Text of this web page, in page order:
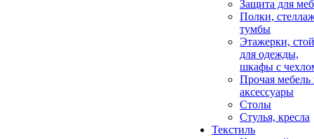
Защита для
Полки,
тумбы
Этажерки,
для одежды,
шкафы с
Прочая мебель
аксессуары
Столы
Стулья, кресла
Текстиль